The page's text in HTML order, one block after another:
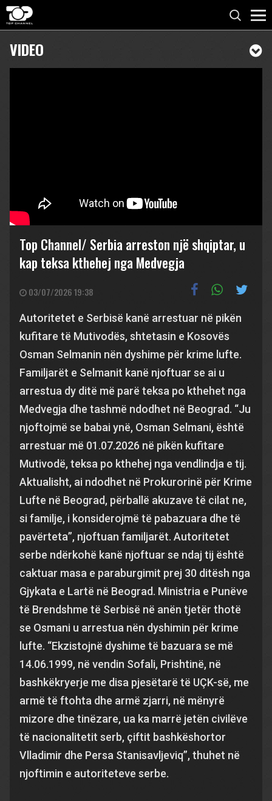
VIDEO
Top Channel/ Serbia arreston një shqiptar, u
kap teksa kthehej nga Medvegja
03/07/2026 19:38
Autoritetet e Serbisë kanë arrestuar në pikën
kufitare të Mutivodës, shtetasin e Kosovës
Osman Selmanin nën dyshime për krime lufte.
Familjarët e Selmanit kanë njoftuar se ai u
arrestua dy ditë më parë teksa po kthehet nga
Medvegja dhe tashmë ndodhet në Beograd. “Ju
njoftojmë se babai ynë, Osman Selmani, është
arrestuar më 01.07.2026 në pikën kufitare
Mutivodë, teksa po kthehej nga vendlindja e tij.
Aktualisht, ai ndodhet në Prokurorinë për Krime
Lufte në Beograd, përballë akuzave të cilat ne,
si familje, i konsiderojmë të pabazuara dhe të
pavërteta”, njoftuan familjarët. Autoritetet
serbe ndërkohë kanë njoftuar se ndaj tij është
caktuar masa e paraburgimit prej 30 ditësh nga
Gjykata e Lartë në Beograd. Ministria e Punëve
të Brendshme të Serbisë në anën tjetër thotë
se Osmani u arrestua nën dyshimin për krime
lufte. “Ekzistojnë dyshime të bazuara se më
14.06.1999, në vendin Sofali, Prishtinë, në
bashkëkryerje me disa pjesëtarë të UÇK-së, me
armë të ftohta dhe armë zjarri, në mënyrë
mizore dhe tinëzare, ua ka marrë jetën civilëve
të nacionalitetit serb, çiftit bashkëshortor
Vlladimir dhe Persa Stanisavljeviq”, thuhet në
njoftimin e autoriteteve serbe.